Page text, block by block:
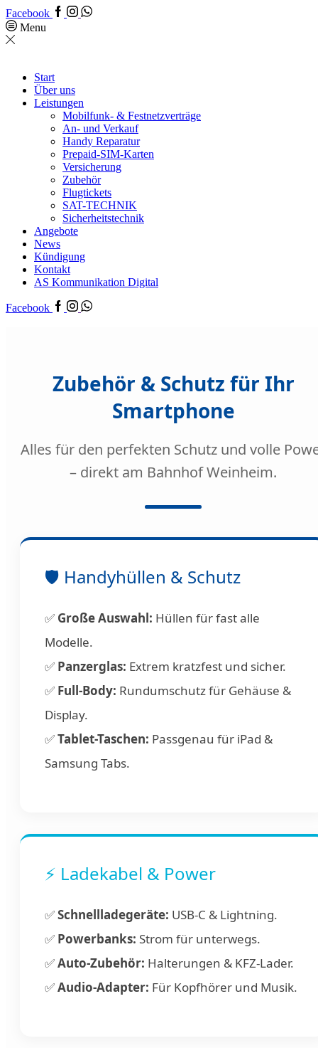
Facebook
Menu
Start
Über uns
Leistungen
Mobilfunk- & Festnetzverträge
An- und Verkauf
Handy Reparatur
Prepaid-SIM-Karten
Versicherung
Zubehör
Flugtickets
SAT-TECHNIK
Sicherheitstechnik
Angebote
News
Kündigung
Kontakt
AS Kommunikation Digital
Facebook
Zubehör & Schutz für Ihr
Smartphone
Alles für den perfekten Schutz und volle
– direkt am Bahnhof Weinheim.
🛡️ Handyhüllen & Schutz
✅ Große Auswahl: Hüllen für fast alle
Modelle.
✅ Panzerglas: Extrem kratzfest und sicher.
✅ Full-Body: Rundumschutz für Gehäuse &
Display.
✅Tablet-Taschen: Passgenau für iPad &
Samsung Tabs.
⚡ Ladekabel & Power
✅Schnellladegeräte: USB-C & Lightning.
✅ Powerbanks: Strom für unterwegs.
✅Auto-Zubehör: Halterungen & KFZ-Lader.
✅Audio-Adapter: Für Kopfhörer und Musik.